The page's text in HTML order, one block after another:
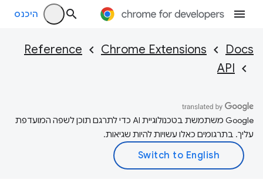
היכנס
Docs
Chrome Extensions
Reference
API
‫Google משתמשת בטכנולוגיית AI כדי לתרגם תוכן לשפה המועדפת
עליך. בתרגומים כאלו עשויות להיות שגיאות.